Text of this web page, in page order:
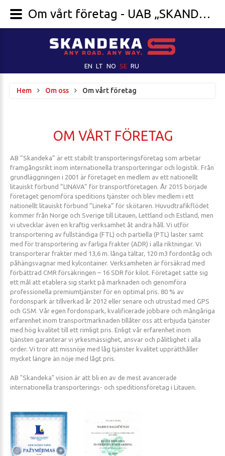
EN LT NO SE RU
Hem Om oss Om vårt företag
OM VÅRT FÖRETAG
AB ”Skandeka” är ett stabilt transporteringsföretag som arbetar
framgångsrikt inom internationella transporteringar och logistik. Från
grundläggningen i 2001 är företaget en medlem av ett nationellt
litauiskt förbund ”LINAVA” för transportföretagen. År 2015 började
företaget genomföra speditions tjänster och blev medlem i ett
nationellt litauiskt förbund ”Lineka” för skötaren. Huvudtrafikflödet
kommer från Norge och Sverige till Litauen, Lettland och Estland, men
vi utvecklar även en kraftig verksamhet åt andra håll. Vi utför
transportering av fullständiga (FTL) och partiella (PTL) laster samt
med för transportering av farliga frakter (ADR) i alla riktningar. Vi
transporterar frakter med 13,6 m. långa tältar, 120 m3 fordontåg och
påhängsvagnar med kylcontainer. Verksamheten är försäkrad med
förbättrad CMR försäkringen – 16 SDR för kilot. Företaget satte sig
ett mål att etablera sig starkt på marknaden och genomföra
professionella premiumtjänster för en optimal pris. 80 % av
fordonspark är tillverkad år 2012 eller senare och utrustad med GPS
och GSM. Vår egen fordonspark, kvalificerade jobbare och mångåriga
erfarenhet inom transportmarknaden tillåter oss att erbjuda tjänster
med hög kvalitet till ett rimligt pris. Enligt vår erfarenhet inom
tjänsten garanterar vi yrkesmässighet, ansvar och pålitlighet i alla
order. Vi tror att missnöje med låg tjänster kvalitet upprätthåller
mycket längre än nöje med lågt pris.
AB "Skandeka" vision är att bli en av de mest avancerade
internationella transporterings- och speditionsföretag i Litauen.
Om vårt företag - UAB „SKANDEKA“